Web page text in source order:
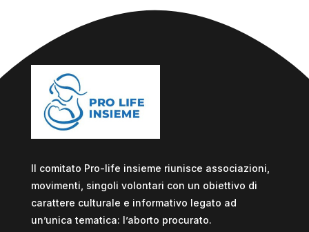
Il comitato Pro-life insieme riunisce associazioni,
movimenti, singoli volontari con un obiettivo di
carattere culturale e informativo legato ad
un’unica tematica: l’aborto procurato.